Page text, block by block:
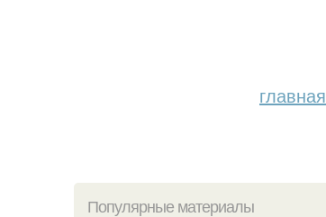
главная
Популярные материалы